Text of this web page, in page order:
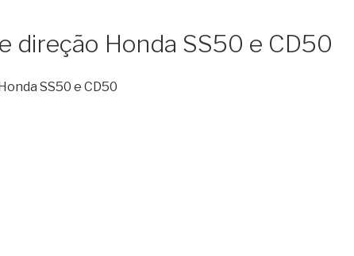
direção Honda SS50 e CD50
SS50 e CD50